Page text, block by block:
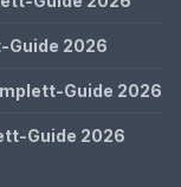
Guide 2026
Guide 2026
Guide 2026